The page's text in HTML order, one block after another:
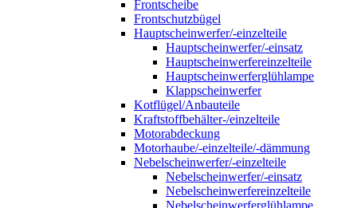
Frontscheibe
Frontschutzbügel
Hauptscheinwerfer/-einzelteile
Hauptscheinwerfer/-einsatz
Hauptscheinwerfereinzelteile
Hauptscheinwerferglühlampe
Klappscheinwerfer
Kotflügel/Anbauteile
Kraftstoffbehälter-/einzelteile
Motorabdeckung
Motorhaube/-einzelteile/-dämmung
Nebelscheinwerfer/-einzelteile
Nebelscheinwerfer/-einsatz
Nebelscheinwerfereinzelteile
Nebelscheinwerferglühlampe